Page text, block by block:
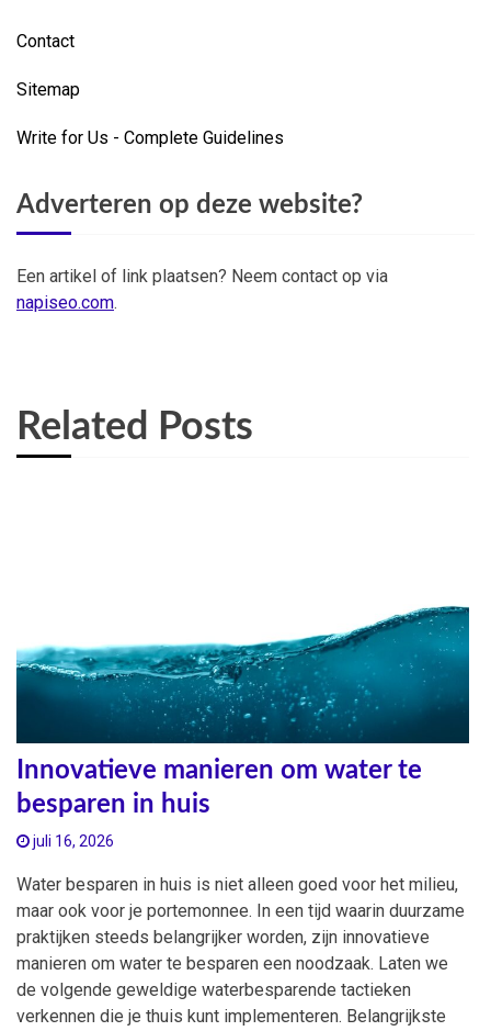
Contact
Sitemap
Write for Us - Complete Guidelines
Adverteren op deze website?
Een artikel of link plaatsen? Neem contact op via
napiseo.com.
Related Posts
Innovatieve manieren om water te
besparen in huis
juli 16, 2026
Water besparen in huis is niet alleen goed voor het milieu,
maar ook voor je portemonnee. In een tijd waarin duurzame
praktijken steeds belangrijker worden, zijn innovatieve
manieren om water te besparen een noodzaak. Laten we
de volgende geweldige waterbesparende tactieken
verkennen die je thuis kunt implementeren. Belangrijkste